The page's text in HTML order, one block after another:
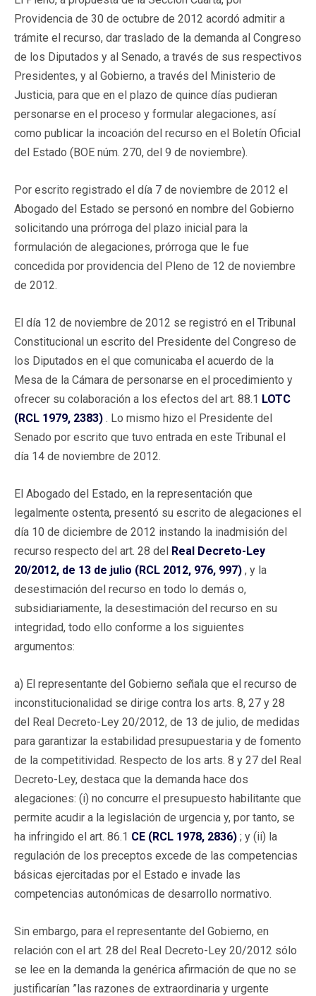
Providencia de 30 de octubre de 2012 acordó admitir a
trámite el recurso, dar traslado de la demanda al Congreso
de los Diputados y al Senado, a través de sus respectivos
Presidentes, y al Gobierno, a través del Ministerio de
Justicia, para que en el plazo de quince días pudieran
personarse en el proceso y formular alegaciones, así
como publicar la incoación del recurso en el Boletín Oficial
del Estado (BOE núm. 270, del 9 de noviembre).
Por escrito registrado el día 7 de noviembre de 2012 el
Abogado del Estado se personó en nombre del Gobierno
solicitando una prórroga del plazo inicial para la
formulación de alegaciones, prórroga que le fue
concedida por providencia del Pleno de 12 de noviembre
de 2012.
El día 12 de noviembre de 2012 se registró en el Tribunal
Constitucional un escrito del Presidente del Congreso de
los Diputados en el que comunicaba el acuerdo de la
Mesa de la Cámara de personarse en el procedimiento y
ofrecer su colaboración a los efectos del art. 88.1 LOTC
(RCL 1979, 2383) . Lo mismo hizo el Presidente del
Senado por escrito que tuvo entrada en este Tribunal el
día 14 de noviembre de 2012.
El Abogado del Estado, en la representación que
legalmente ostenta, presentó su escrito de alegaciones el
día 10 de diciembre de 2012 instando la inadmisión del
recurso respecto del art. 28 del Real Decreto-Ley
20/2012, de 13 de julio (RCL 2012, 976, 997) , y la
desestimación del recurso en todo lo demás o,
subsidiariamente, la desestimación del recurso en su
integridad, todo ello conforme a los siguientes
argumentos:
a) El representante del Gobierno señala que el recurso de
inconstitucionalidad se dirige contra los arts. 8, 27 y 28
del Real Decreto-Ley 20/2012, de 13 de julio, de medidas
para garantizar la estabilidad presupuestaria y de fomento
de la competitividad. Respecto de los arts. 8 y 27 del Real
Decreto-Ley, destaca que la demanda hace dos
alegaciones: (i) no concurre el presupuesto habilitante que
permite acudir a la legislación de urgencia y, por tanto, se
ha infringido el art. 86.1 CE (RCL 1978, 2836) ; y (ii) la
regulación de los preceptos excede de las competencias
básicas ejercitadas por el Estado e invade las
competencias autonómicas de desarrollo normativo.
Sin embargo, para el representante del Gobierno, en
relación con el art. 28 del Real Decreto-Ley 20/2012 sólo
se lee en la demanda la genérica afirmación de que no se
justificarían ”las razones de extraordinaria y urgente